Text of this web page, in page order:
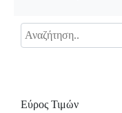
Εύρος Τιμών